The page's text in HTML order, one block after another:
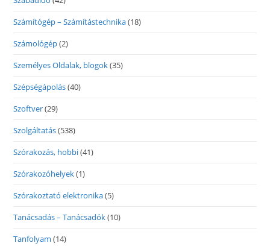
Számítógép – Számítástechnika(18)
Számológép(2)
Személyes Oldalak, blogok(35)
Szépségápolás(40)
Szoftver(29)
Szolgáltatás(538)
Szórakozás, hobbi(41)
Szórakozóhelyek(1)
Szórakoztató elektronika(5)
Tanácsadás – Tanácsadók(10)
Tanfolyam (14)